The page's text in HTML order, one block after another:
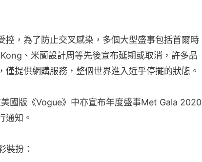
控，為了防止交叉感染，多個大型盛事包括首爾時
、米蘭設計周等先後宣布延期或取消，許多品
僅提供網購服務，整個世界進入近乎停擺的狀態。
國版《Vogue》中亦宣布年度盛事Met Gala 2020
通知。
裝扮：